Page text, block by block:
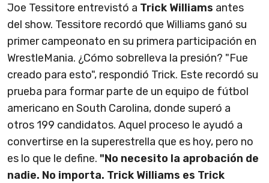
Joe Tessitore entrevistó a Trick Williams antes
del show. Tessitore recordó que Williams ganó su
primer campeonato en su primera participación en
WrestleMania. ¿Cómo sobrelleva la presión? "Fue
creado para esto", respondió Trick. Este recordó su
prueba para formar parte de un equipo de fútbol
americano en South Carolina, donde superó a
otros 199 candidatos. Aquel proceso le ayudó a
convertirse en la superestrella que es hoy, pero no
es lo que le define. "No necesito la aprobación de
nadie. No importa. Trick Williams es Trick